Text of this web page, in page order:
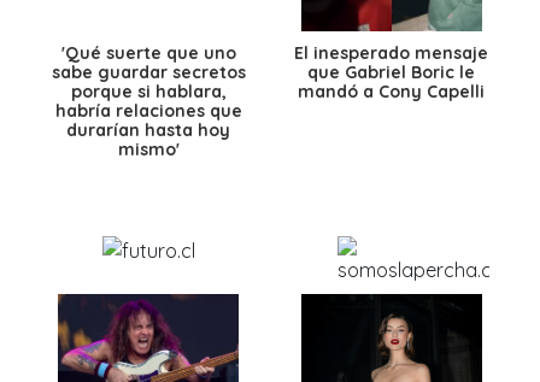
'Qué suerte que uno
sabe guardar secretos
porque si hablara,
habría relaciones que
durarían hasta hoy
mismo'
El inesperado mensaje
que Gabriel Boric le
mandó a Cony Capelli